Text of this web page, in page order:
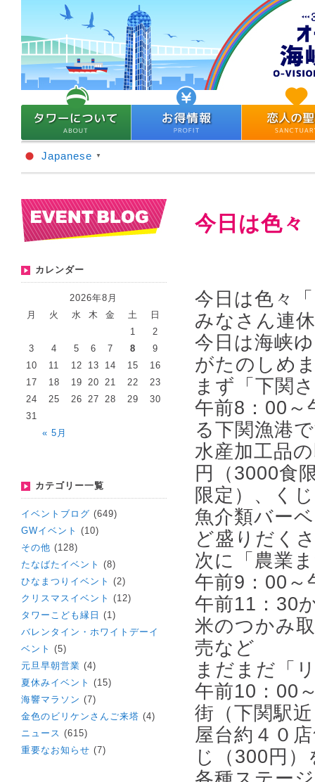
Japanese ▼
カレンダー
2026年8月
月
火 水 木 金 土 日
« 5月
1
2
3
4 5 6 7 8
9
10
11 12 13 14 15
16
17
18 19 20 21 22
23
24
25 26 27 28 29
30
31
カテゴリー一覧
イベントブログ (649)
GWイベント (10)
その他 (128)
たなばたイベント (8)
ひなまつりイベント (2)
クリスマスイベント (12)
タワーこども縁日 (1)
バレンタイン・ホワイトデーイ
ベント (5)
元旦早朝営業 (4)
夏休みイベント (15)
海響マラソン (7)
金色のビリケンさんご来塔 (4)
ニュース (615)
重要なお知らせ (7)
今日は色々
今日は色々
みなさん連
今日は海峡
がたのしめ
まず「下関
午前8：00
る下関漁港
水産加工品
円（3000食
限定）、く
魚介類バー
ど盛りだく
次に「農業
午前9：00
午前11：30
米のつかみ
売など
まだまだ「
午前10：00
街（下関駅
屋台約４０
じ（300円